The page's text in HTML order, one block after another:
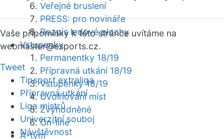
Veřejné bruslení
PRESS: pro novináře
Rozpis ledové plochy
Vstupenky
Permanentky 18/19
Přípravná utkání 18/19
Vstupenky 18/19
Uvolňování míst
Zvýhodněné
On-line
A-tým
Vaše připomínky k této stránce uvítáme na
webmaster@esports.cz.
Tweet
Tipsport extraliga
Přípravná utkání
Liga mistrů
Univerzitní souboj
Návštěvnost